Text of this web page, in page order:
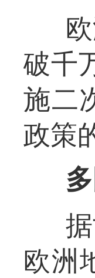
破千
施二
政策
欧洲